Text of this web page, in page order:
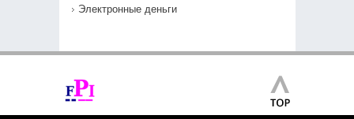
Электронные деньги